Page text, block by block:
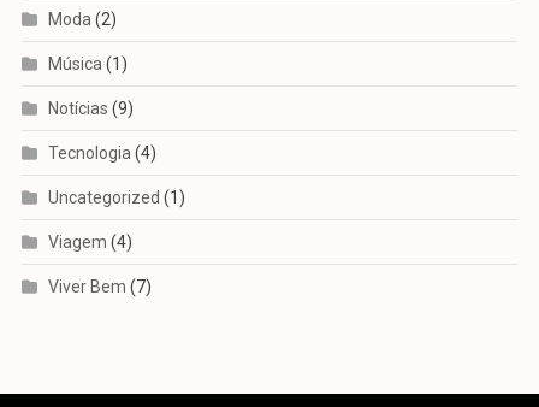
Moda (2)
Música (1)
Notícias (9)
Tecnologia (4)
Uncategorized (1)
Viagem (4)
Viver Bem (7)